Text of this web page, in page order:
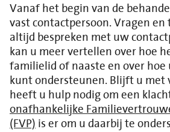
Vanaf het begin van de
vast contactpersoon. Vragen
altijd bespreken met uw
kan u meer vertellen over hoe
familielid of naaste en over hoe
kunt ondersteunen. Blijft u met
heeft u hulp nodig om een
onafhankelijke
(FVP) is er om u daarbij te